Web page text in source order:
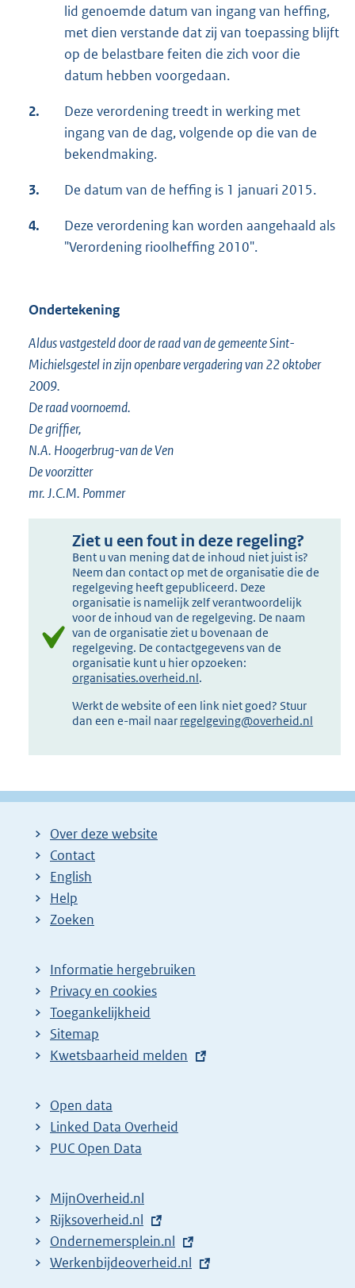
lid genoemde datum van ingang van heffing,
met dien verstande dat zij van toepassing blijft
op de belastbare feiten die zich voor die
datum hebben voorgedaan.
2.
Deze verordening treedt in werking met
ingang van de dag, volgende op die van de
bekendmaking.
3. De datum van de heffing is 1 januari 2015.
4.
Deze verordening kan worden aangehaald als
"Verordening rioolheffing 2010".
Ondertekening
Aldus vastgesteld door de raad van de gemeente Sint-
Michielsgestel in zijn openbare vergadering van 22 oktober
2009.
De raad voornoemd.
De griffier,
N.A. Hoogerbrug-van de Ven
De voorzitter
mr. J.C.M. Pommer
Ziet u een fout in deze regeling?
Bent u van mening dat de inhoud niet juist is?
Neem dan contact op met de organisatie die de
regelgeving heeft gepubliceerd. Deze
organisatie is namelijk zelf verantwoordelijk
voor de inhoud van de regelgeving. De naam
van de organisatie ziet u bovenaan de
regelgeving. De contactgegevens van de
organisatie kunt u hier opzoeken:
organisaties.overheid.nl.
Werkt de website of een link niet goed? Stuur
dan een e-mail naar regelgeving@overheid.nl
Over deze website
Contact
English
Help
Zoeken
Informatie hergebruiken
Privacy en cookies
Toegankelijkheid
Sitemap
E
t
e
r
l
i
n
k
Kwetsbaarheid melden
Open data
Linked Data Overheid
PUC Open Data
MijnOverheid.nl
E
x
t
Rijksoverheid.nl
E
x
Ondernemersplein.nl
E
Werkenbijdeoverheid.nl